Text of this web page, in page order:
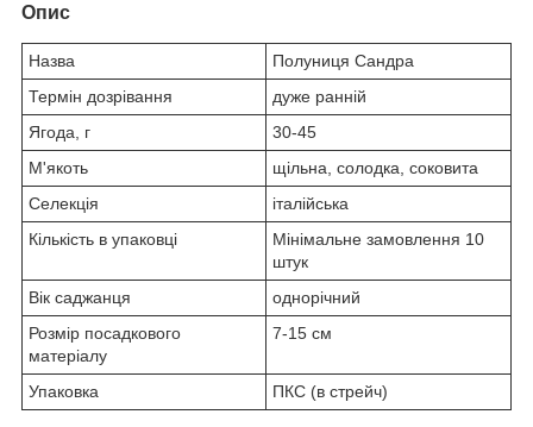
Опис
Назва
Полуниця Сандра
Термін дозрівання
дуже ранній
Ягода, г
30-45
М'якоть
щільна, солодка, соковита
Селекція
італійська
Кількість в упаковці
Мінімальне замовлення 10
штук
Вік саджанця
однорічний
Розмір посадкового
матеріалу
7-15 см
Упаковка ПКС (в стрейч)